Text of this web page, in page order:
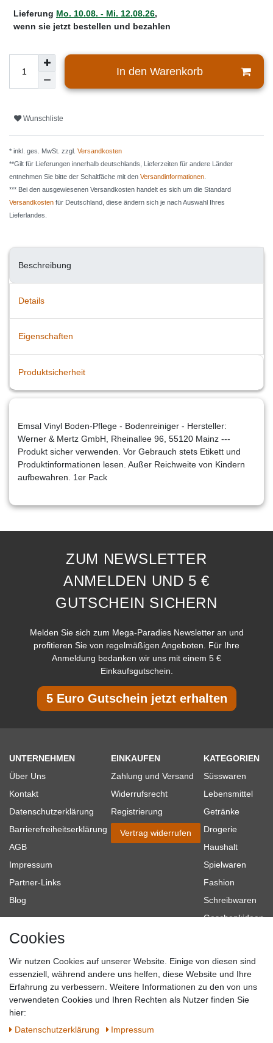
Lieferung Mo. 10.08. - Mi. 12.08.26,
wenn sie jetzt bestellen und bezahlen
In den Warenkorb
Wunschliste
* inkl. ges. MwSt. zzgl. Versandkosten
**Gilt für Lieferungen innerhalb deutschlands, Lieferzeiten für andere Länder
entnehmen Sie bitte der Schaltfäche mit den Versandinformationen
*** Bei den ausgewiesenen Versandkosten handelt es sich um die Standard
Versandkosten für Deutschland, diese ändern sich je nach Auswahl Ihres
Lieferlandes.
Beschreibung
Details
Eigenschaften
Produktsicherheit
Emsal Vinyl Boden-Pflege - Bodenreiniger - Hersteller:
Werner & Mertz GmbH, Rheinallee 96, 55120 Mainz ---
Produkt sicher verwenden. Vor Gebrauch stets Etikett und
Produktinformationen lesen. Außer Reichweite von Kindern
aufbewahren. 1er Pack
ZUM NEWSLETTER
ANMELDEN UND 5 €
GUTSCHEIN SICHERN
Melden Sie sich zum Mega-Paradies Newsletter an und
profitieren Sie von regelmäßigen Angeboten. Für Ihre
Anmeldung bedanken wir uns mit einem 5 €
Einkaufsgutschein.
5 Euro Gutschein jetzt erhalten
UNTERNEHMEN
Über Uns
Kontakt
Datenschutzerklärung
Barrierefreiheitserklärung
AGB
Impressum
Partner-Links
Blog
EINKAUFEN
Zahlung und Versand
Widerrufsrecht
Registrierung
Vertrag widerrufen
KATEGORIEN
Süsswaren
Lebensmittel
Getränke
Drogerie
Haushalt
Spielwaren
Fashion
Schreibwaren
Geschenkideen
Topmarken
SICHER EINKAUFEN WIR AKZEPTIEREN
Cookies
Wir nutzen Cookies auf unserer Website. Einige von diesen sind
essenziell, während andere uns helfen, diese Website und Ihre
Erfahrung zu verbessern. Weitere Informationen zu den von uns
verwendeten Cookies und Ihren Rechten als Nutzer finden Sie
hier:
Daten­schutz­erklärung
Impressum